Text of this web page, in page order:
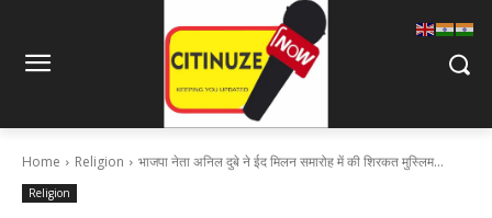
Home Religion भाजपा नेता अनिल दुबे ने ईद मिलन समारोह में की शिरकत मुस्लिम...
Religion